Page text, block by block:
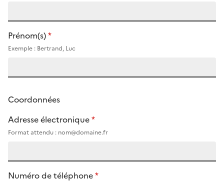
Prénom(s)*
Exemple : Bertrand, Luc
Coordonnées
Adresse électronique*
Format attendu : nom@domaine.fr
Numéro de téléphone*